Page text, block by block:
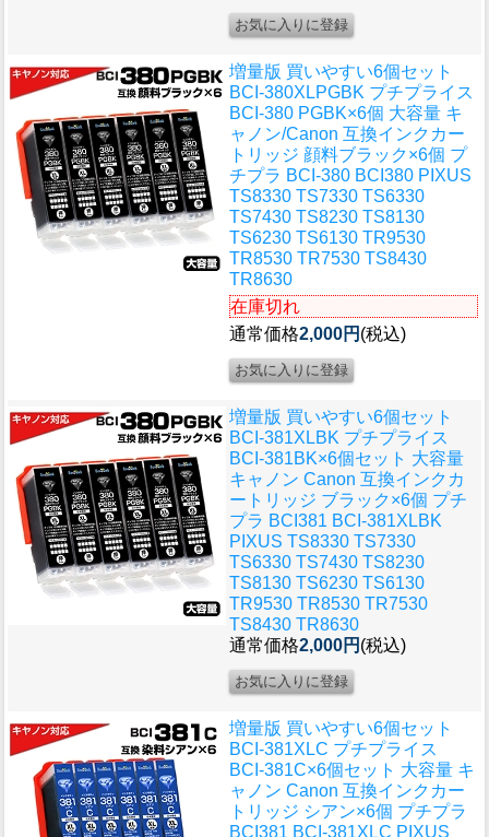
増量版 買いやすい6個セット
BCI-380XLPGBK プチプライス
BCI-380 PGBK×6個 大容量 キ
ャノン/Canon 互換インクカー
トリッジ 顔料ブラック×6個 プ
チプラ BCI-380 BCI380 PIXUS
TS8330 TS7330 TS6330
TS7430 TS8230 TS8130
TS6230 TS6130 TR9530
TR8530 TR7530 TS8430
TR8630
在庫切れ
通常価格2,000円 (税込)
増量版 買いやすい6個セット
BCI-381XLBK プチプライス
BCI-381BK×6個セット 大容量
キャノン Canon 互換インクカ
ートリッジ ブラック×6個 プチ
プラ BCI381 BCI-381XLBK
PIXUS TS8330 TS7330
TS6330 TS7430 TS8230
TS8130 TS6230 TS6130
TR9530 TR8530 TR7530
TS8430 TR8630
通常価格2,000円 (税込)
増量版 買いやすい6個セット
BCI-381XLC プチプライス
BCI-381C×6個セット 大容量 キ
ャノン Canon 互換インクカー
トリッジ シアン×6個 プチプラ
BCI381 BCI-381XLC PIXUS